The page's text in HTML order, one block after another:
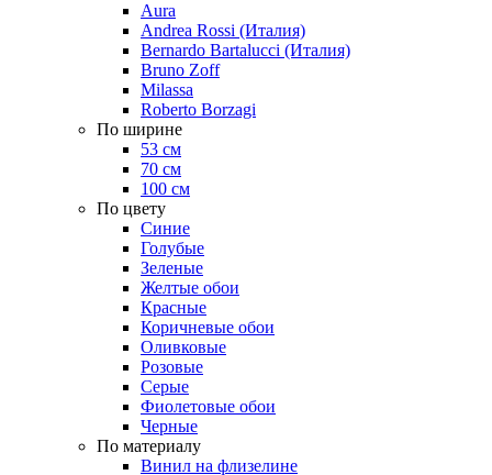
Aura
Andrea Rossi (Италия)
Bernardo Bartalucci (Италия)
Bruno Zoff
Milassa
Roberto Borzagi
По ширине
53 см
70 см
100 см
По цвету
Синие
Голубые
Зеленые
Желтые обои
Красные
Коричневые обои
Оливковые
Розовые
Серые
Фиолетовые обои
Черные
По материалу
Винил на флизелине